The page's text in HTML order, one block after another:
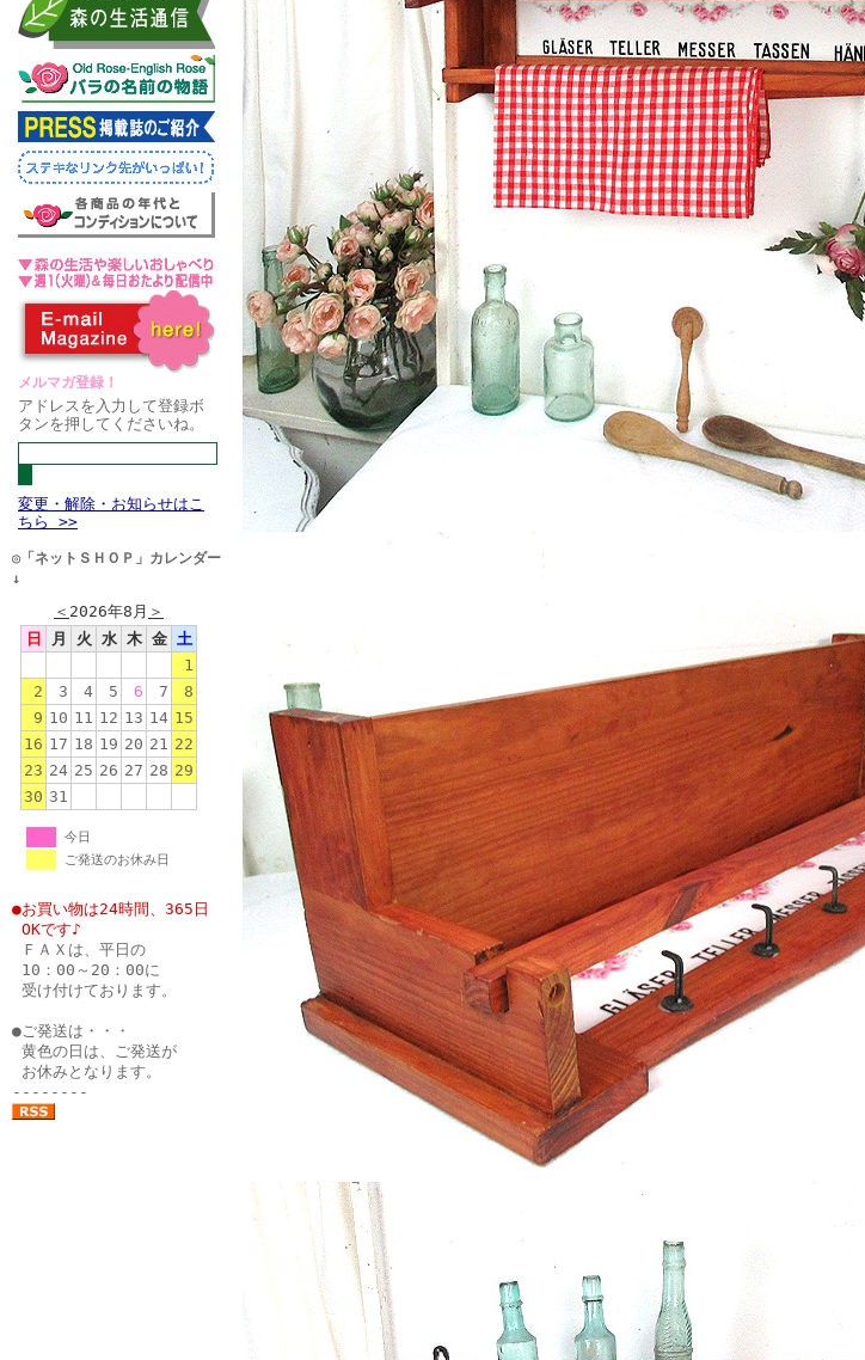
メルマガ登録！
アドレスを入力して登録ボ
タンを押してくださいね。
変更・解除・お知らせはこ
ちら >>
◎「ネットＳＨＯＰ」カレンダー
↓
＜ 2026年8月 ＞
日
月 火 水 木 金 土
1
2
3 4 5 6 7
8
9 10 11 12 13 14 15
16 17 18 19 20 21 22
23 24 25 26 27 28 29
30 31
今日
ご発送のお休み日
●お買い物は24時間、365日
OKです♪
ＦＡＸは、平日の
10：00～20：00に
受け付けております。
●ご発送は・・・
黄色の日は、ご発送が
お休みとなります。
--------